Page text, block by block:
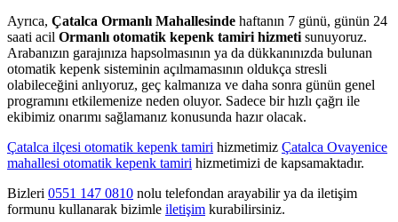
Ayrıca, Çatalca Ormanlı Mahallesinde haftanın 7 günü, günün 24
saati acil Ormanlı otomatik kepenk tamiri hizmeti sunuyoruz.
Arabanızın garajınıza hapsolmasının ya da dükkanınızda bulunan
otomatik kepenk sisteminin açılmamasının oldukça stresli
olabileceğini anlıyoruz, geç kalmanıza ve daha sonra günün genel
programını etkilemenize neden oluyor. Sadece bir hızlı çağrı ile
ekibimiz onarımı sağlamanız konusunda hazır olacak.
Çatalca ilçesi otomatik kepenk tamiri hizmetimiz Çatalca Ovayenice
mahallesi otomatik kepenk tamiri hizmetimizi de kapsamaktadır.
Bizleri 0551 147 0810 nolu telefondan arayabilir ya da iletişim
formunu kullanarak bizimle iletişim kurabilirsiniz.